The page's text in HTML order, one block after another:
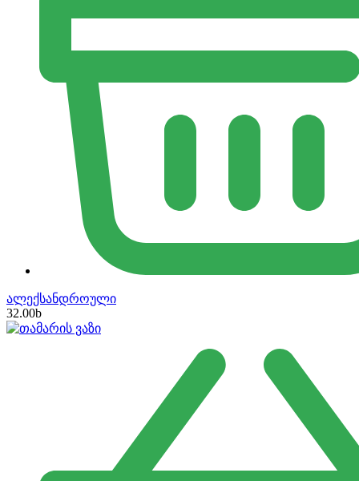
ალექსანდროული
32.00b